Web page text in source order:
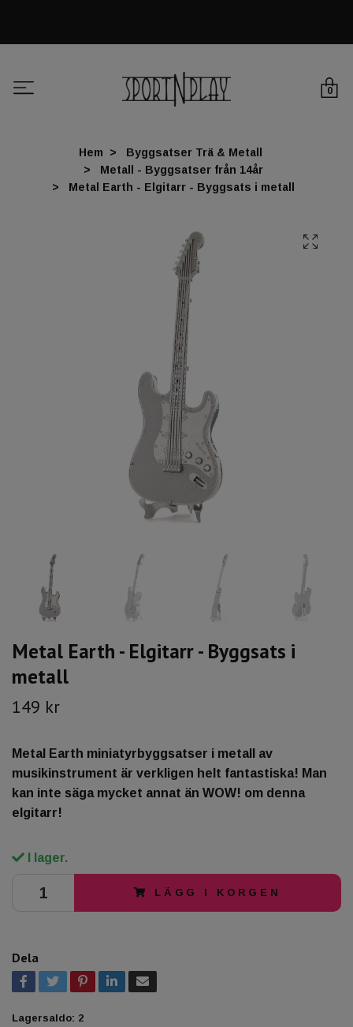
0
Hem
Byggsatser Trä & Metall
Metall - Byggsatser från 14år
Metal Earth - Elgitarr - Byggsats i metall
Metal Earth - Elgitarr - Byggsats i
metall
149 kr
Metal Earth miniatyrbyggsatser i metall av
musikinstrument är verkligen helt fantastiska! Man
kan inte säga mycket annat än WOW! om denna
elgitarr!
I lager.
LÄGG I KORGEN
Dela
Lagersaldo: 2